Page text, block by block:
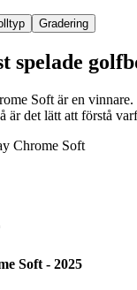
Gradering
spelade
Soft är en
är det lätt att förstå
Soft - 2025